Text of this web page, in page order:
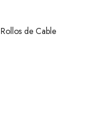
Rollos de Cable